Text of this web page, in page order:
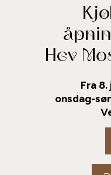
Hev
Fra
onsdag-